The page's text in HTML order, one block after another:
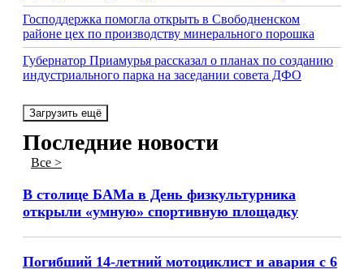
Господдержка помогла открыть в Свободненском
районе цех по производству минерального порошка
Губернатор Приамурья рассказал о планах по созданию
индустриального парка на заседании совета ДФО
Загрузить ещё
Последние новости
Все >
В столице БАМа в День физкультурника
открыли «умную» спортивную площадку
Погибший 14-летний мотоциклист и авария с 6